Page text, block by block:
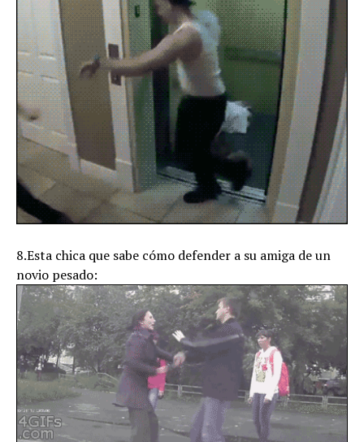
8.Esta chica que sabe cómo defender a su amiga de un
novio pesado: